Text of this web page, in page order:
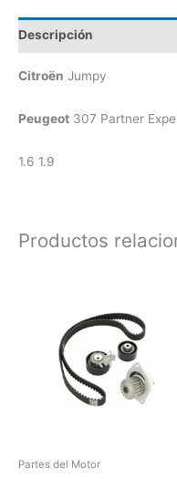
Descripción
Citroën Jumpy
Peugeot 307 Partner
1.6 1.9
Productos
Partes del Motor